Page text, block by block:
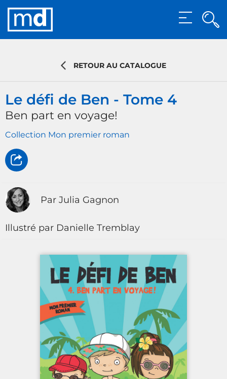
MENU
RETOUR AU CATALOGUE
Le défi de Ben - Tome 4
Ben part en voyage!
Collection Mon premier roman
Par Julia Gagnon
Illustré par Danielle Tremblay